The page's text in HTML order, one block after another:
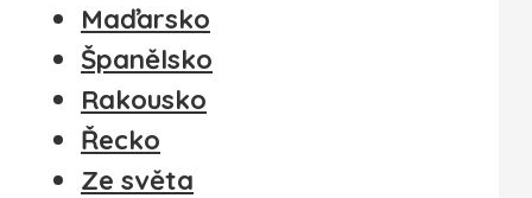
Maďarsko
Španělsko
Rakousko
Řecko
Ze světa